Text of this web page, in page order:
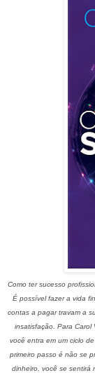
Como ter sucesso
É possível fazer a vida
contas a pagar travam a
insatisfação. Para Carol
você entra em um ciclo
primeiro passo é não se
dinheiro, você se sentirá